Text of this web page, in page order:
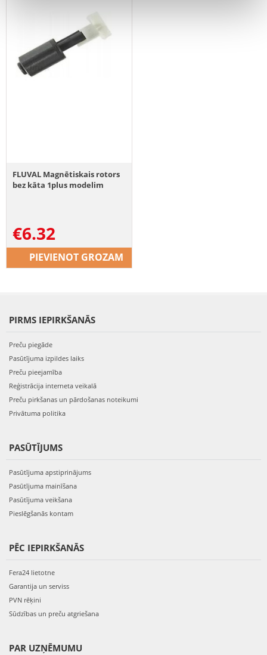
FLUVAL Magnētiskais rotors
bez kāta 1plus modelim
€6.32
PIEVIENOT GROZAM
PIRMS IEPIRKŠANĀS
Preču piegāde
Pasūtījuma izpildes laiks
Preču pieejamība
Reģistrācija interneta veikalā
Preču pirkšanas un pārdošanas noteikumi
Privātuma politika
PASŪTĪJUMS
Pasūtījuma apstiprinājums
Pasūtījuma mainīšana
Pasūtījuma veikšana
Pieslēgšanās kontam
PĒC IEPIRKŠANĀS
Fera24 lietotne
Garantija un serviss
PVN rēķini
Sūdzības un preču atgriešana
PAR UZŅĒMUMU